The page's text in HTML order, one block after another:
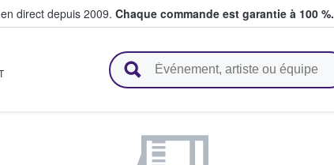
direct depuis 2009. Chaque commande est garantie à 100 %.
des billets